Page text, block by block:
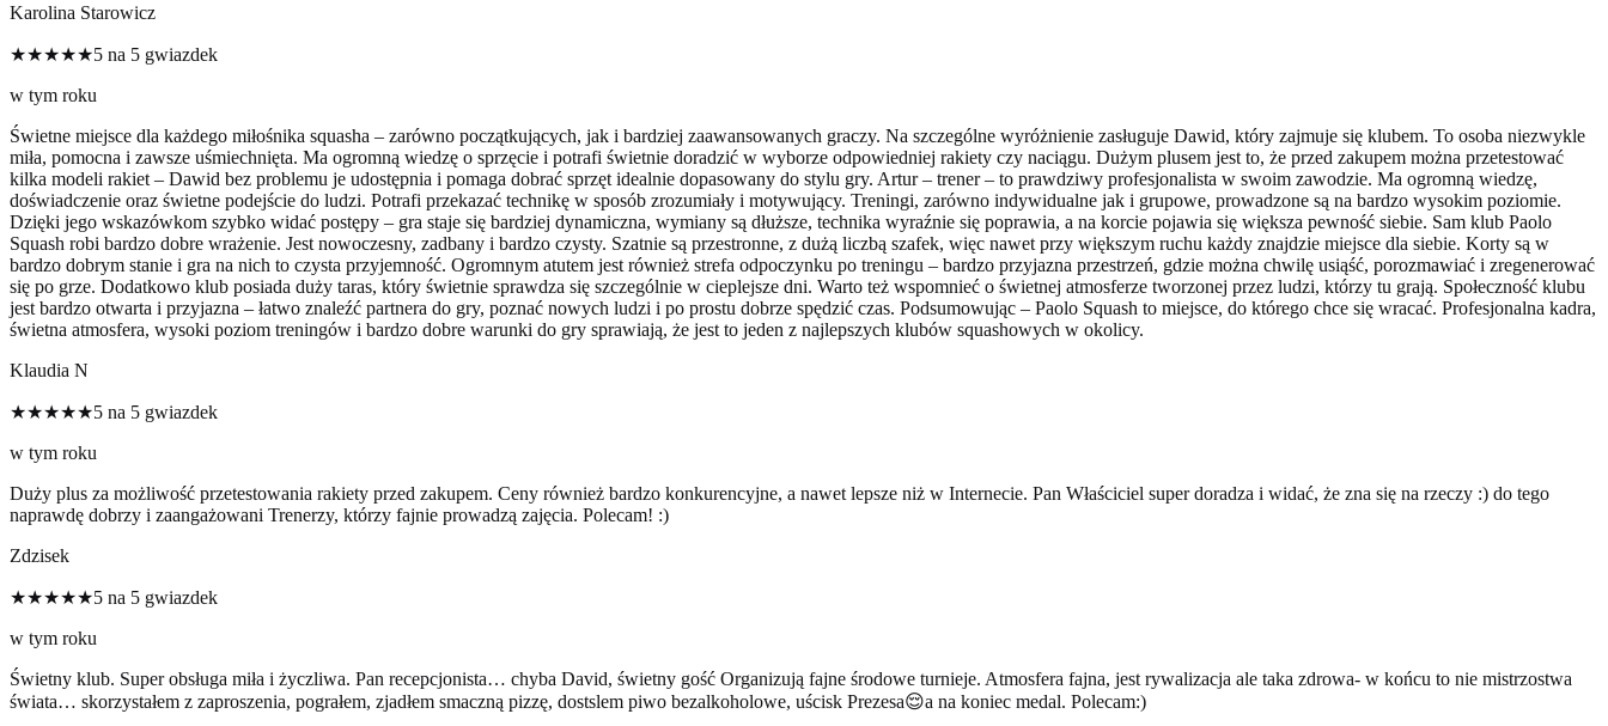
Karolina Starowicz
★★★★★5 na 5 gwiazdek
w tym roku
Świetne miejsce dla każdego miłośnika squasha – zarówno początkujących, jak i bardziej zaawansowanych graczy. Na szczególne wyróżnienie zasługuje Dawid, który zajmuje się klubem. To osoba niezwykle
miła, pomocna i zawsze uśmiechnięta. Ma ogromną wiedzę o sprzęcie i potrafi świetnie doradzić w wyborze odpowiedniej rakiety czy naciągu. Dużym plusem jest to, że przed zakupem można przetestować
kilka modeli rakiet – Dawid bez problemu je udostępnia i pomaga dobrać sprzęt idealnie dopasowany do stylu gry. Artur – trener – to prawdziwy profesjonalista w swoim zawodzie. Ma ogromną wiedzę,
doświadczenie oraz świetne podejście do ludzi. Potrafi przekazać technikę w sposób zrozumiały i motywujący. Treningi, zarówno indywidualne jak i grupowe, prowadzone są na bardzo wysokim poziomie.
Dzięki jego wskazówkom szybko widać postępy – gra staje się bardziej dynamiczna, wymiany są dłuższe, technika wyraźnie się poprawia, a na korcie pojawia się większa pewność siebie. Sam klub Paolo
Squash robi bardzo dobre wrażenie. Jest nowoczesny, zadbany i bardzo czysty. Szatnie są przestronne, z dużą liczbą szafek, więc nawet przy większym ruchu każdy znajdzie miejsce dla siebie. Korty są w
bardzo dobrym stanie i gra na nich to czysta przyjemność. Ogromnym atutem jest również strefa odpoczynku po treningu – bardzo przyjazna przestrzeń, gdzie można chwilę usiąść, porozmawiać i zregenerować
się po grze. Dodatkowo klub posiada duży taras, który świetnie sprawdza się szczególnie w cieplejsze dni. Warto też wspomnieć o świetnej atmosferze tworzonej przez ludzi, którzy tu grają. Społeczność klubu
jest bardzo otwarta i przyjazna – łatwo znaleźć partnera do gry, poznać nowych ludzi i po prostu dobrze spędzić czas. Podsumowując – Paolo Squash to miejsce, do którego chce się wracać. Profesjonalna kadra,
świetna atmosfera, wysoki poziom treningów i bardzo dobre warunki do gry sprawiają, że jest to jeden z najlepszych klubów squashowych w okolicy.
Klaudia N
★★★★★5 na 5 gwiazdek
w tym roku
Duży plus za możliwość przetestowania rakiety przed zakupem. Ceny również bardzo konkurencyjne, a nawet lepsze niż w Internecie. Pan Właściciel super doradza i widać, że zna się na rzeczy :) do tego
naprawdę dobrzy i zaangażowani Trenerzy, którzy fajnie prowadzą zajęcia. Polecam! :)
Zdzisek
★★★★★5 na 5 gwiazdek
w tym roku
Świetny klub. Super obsługa miła i życzliwa. Pan recepcjonista… chyba David, świetny gość Organizują fajne środowe turnieje. Atmosfera fajna, jest rywalizacja ale taka zdrowa- w końcu to nie mistrzostwa
świata… skorzystałem z zaproszenia, pograłem, zjadłem smaczną pizzę, dostslem piwo bezalkoholowe, uścisk Prezesa😌a na koniec medal. Polecam:)